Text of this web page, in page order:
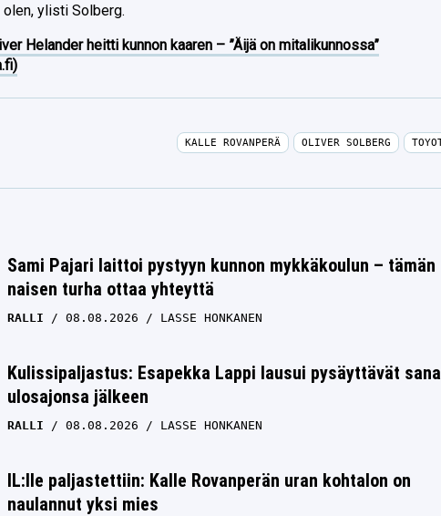
ylisti Solberg.
Helander heitti kunnon kaaren – ”Äijä on mitalikunnossa”
KALLE ROVANPERÄ OLIVER SOLBERG
Sami Pajari laittoi pystyyn kunnon mykkäkoulun – tämän
naisen turha ottaa yhteyttä
RALLI 08.08.2026 LASSE HONKANEN
Kulissipaljastus: Esapekka Lappi lausui pysäyttävät
ulosajonsa jälkeen
RALLI 08.08.2026 LASSE HONKANEN
IL:lle paljastettiin: Kalle Rovanperän uran kohtalon on
naulannut yksi mies